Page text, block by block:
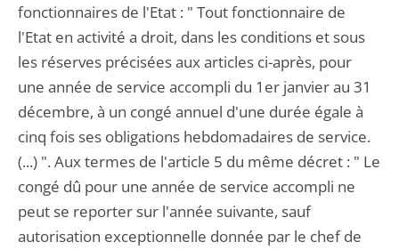
fonctionnaires de l'Etat : " Tout fonctionnaire de
l'Etat en activité a droit, dans les conditions et sous
les réserves précisées aux articles ci-après, pour
une année de service accompli du 1er janvier au 31
décembre, à un congé annuel d'une durée égale à
cinq fois ses obligations hebdomadaires de service.
(...) ". Aux termes de l'article 5 du même décret : " Le
congé dû pour une année de service accompli ne
peut se reporter sur l'année suivante, sauf
autorisation exceptionnelle donnée par le chef de